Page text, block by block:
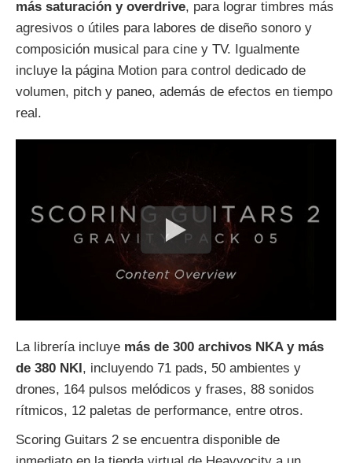
más saturación y overdrive, para lograr timbres más
agresivos o útiles para labores de diseño sonoro y
composición musical para cine y TV. Igualmente
incluye la página Motion para control dedicado de
volumen, pitch y paneo, además de efectos en tiempo
real.
La librería incluye más de 300 archivos NKA y más
de 380 NKI, incluyendo 71 pads, 50 ambientes y
drones, 164 pulsos melódicos y frases, 88 sonidos
rítmicos, 12 paletas de performance, entre otros.
Scoring Guitars 2 se encuentra disponible de